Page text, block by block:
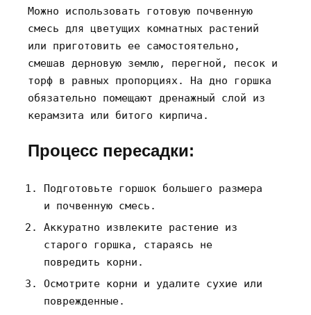
Можно использовать готовую почвенную
смесь для цветущих комнатных растений
или приготовить ее самостоятельно‚
смешав дерновую землю‚ перегной‚ песок и
торф в равных пропорциях. На дно горшка
обязательно помещают дренажный слой из
керамзита или битого кирпича.
Процесс пересадки:
Подготовьте горшок большего размера
и почвенную смесь.
Аккуратно извлеките растение из
старого горшка‚ стараясь не
повредить корни.
Осмотрите корни и удалите сухие или
поврежденные.